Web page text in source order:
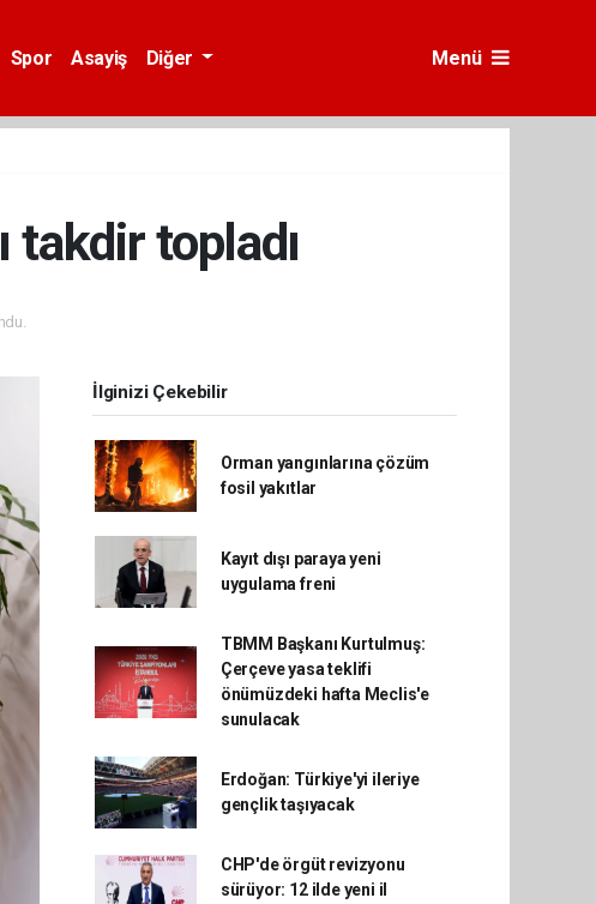
Spor Asayiş Diğer Menü
takdir topladı
İlginizi Çekebilir
Orman yangınlarına çözüm
fosil yakıtlar
Kayıt dışı paraya yeni
uygulama freni
TBMM Başkanı Kurtulmuş:
Çerçeve yasa teklifi
önümüzdeki hafta Meclis'e
sunulacak
Erdoğan: Türkiye'yi ileriye
gençlik taşıyacak
CHP'de örgüt revizyonu
sürüyor: 12 ilde yeni il